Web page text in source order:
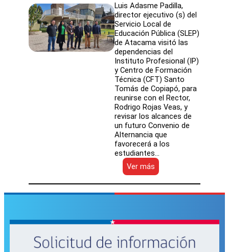
Luis Adasme Padilla,
director ejecutivo (s) del
Servicio Local de
Educación Pública (SLEP)
de Atacama visitó las
dependencias del
Instituto Profesional (IP)
y Centro de Formación
Técnica (CFT) Santo
Tomás de Copiapó, para
reunirse con el Rector,
Rodrigo Rojas Veas, y
revisar los alcances de
un futuro Convenio de
Alternancia que
favorecerá a los
estudiantes…
Ver más
Director
Ejecutivo
(s)
Atacama
reúne
con